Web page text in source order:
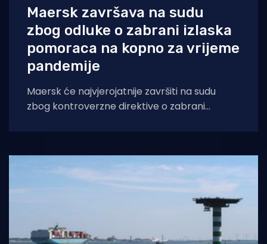
Maersk završava na sudu
zbog odluke o zabrani izlaska
pomoraca na kopno za vrijeme
pandemije
Maersk će najvjerojatnije završiti na sudu
zbog kontroverzne direktive o zabrani
pandemije. Danska